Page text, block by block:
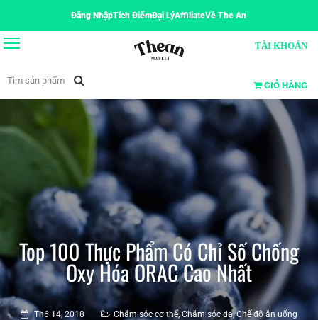
Đăng NhậpTích ĐiểmĐại LýAffiliateVề The An
TÀI KHOẢN
GIỎ HÀNG
Top 100 Thực Phẩm Có Chỉ Số Chống
Oxy Hóa ORAC Cao Nhất
Th6 14, 2018 Chăm sóc cơ thể, Chăm sóc da,Chế độ ăn uống